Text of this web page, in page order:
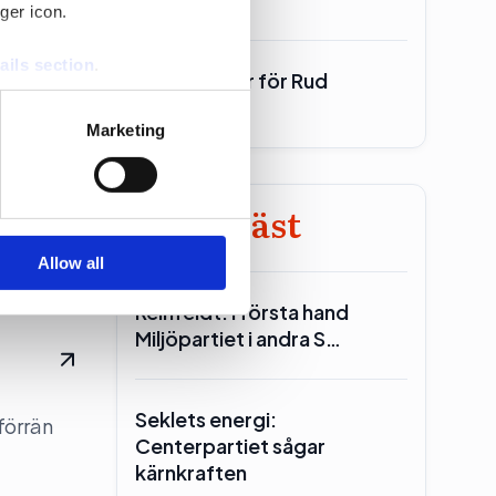
icon.
section
may combine it with
Marketing
Allow all
700 miljoner för Rud
Minst läst
Reinfeldt: I första hand
Miljöpartiet i andra S…
Seklets energi:
Centerpartiet sågar
kärnkraften